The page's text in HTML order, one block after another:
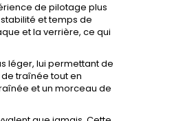
de pilotage plus
et temps de
et la verrière, ce qui
léger, lui permettant de
traînée tout en
et un morceau de